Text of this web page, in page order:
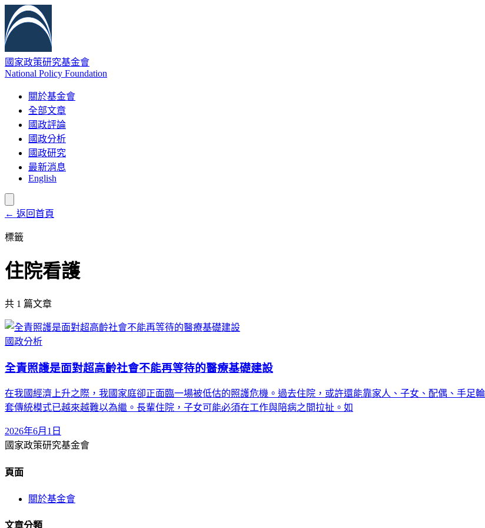
國家政策研究基金會
National Policy Foundation
關於基金會
全部文章
國政評論
國政分析
國政研究
最新消息
English
← 返回首頁
標籤
住院看護
共 1 篇文章
國政分析
全責照護是面對超高齡社會不能再等待的醫療基礎建設
在我國經濟上升之際，我國家庭卻正面臨一場被低估的照護危機。過去住院，或許還能靠家人、子女、配偶、手足
套傳統模式已越來越難以為繼。長輩住院，子女可能必須在工作與陪病之間拉扯。如
2026年6月1日
國家政策研究基金會
頁面
關於基金會
文章分類